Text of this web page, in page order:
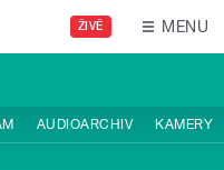
ŽIVĚ MENU
AUDIOARCHIV KAMERY